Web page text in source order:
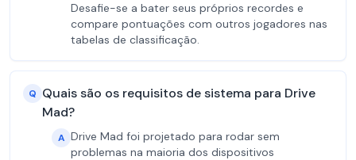
Desafie-se a bater seus próprios recordes e
compare pontuações com outros jogadores nas
tabelas de classificação.
Q Quais são os requisitos de sistema para Drive
Mad?
A Drive Mad foi projetado para rodar sem
problemas na maioria dos dispositivos